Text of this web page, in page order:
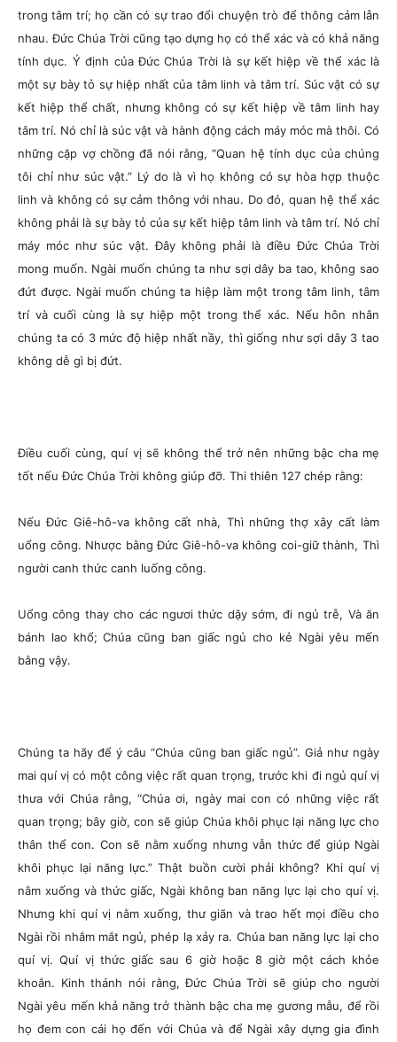
trong tâm trí; họ cần có sự trao đổi chuyện trò để thông cảm lẫn
nhau. Đức Chúa Trời cũng tạo dựng họ có thể xác và có khả năng
tính dục. Ý định của Đức Chúa Trời là sự kết hiệp về thể xác là
một sự bày tỏ sự hiệp nhất của tâm linh và tâm trí. Súc vật có sự
kết hiệp thể chất, nhưng không có sự kết hiệp về tâm linh hay
tâm trí. Nó chỉ là súc vật và hành động cách máy móc mà thôi. Có
những cặp vợ chồng đã nói rằng, “Quan hệ tính dục của chúng
tôi chỉ như súc vật.” Lý do là vì họ không có sự hòa hợp thuộc
linh và không có sự cảm thông với nhau. Do đó, quan hệ thể xác
không phải là sự bày tỏ của sự kết hiệp tâm linh và tâm trí. Nó chỉ
máy móc như súc vật. Đây không phải là điều Đức Chúa Trời
mong muốn. Ngài muốn chúng ta như sợi dây ba tao, không sao
đứt được. Ngài muốn chúng ta hiệp làm một trong tâm linh, tâm
trí và cuối cùng là sự hiệp một trong thể xác. Nếu hôn nhân
chúng ta có 3 mức độ hiệp nhất nầy, thì giống như sợi dây 3 tao
không dễ gì bị đứt.
Điều cuối cùng, quí vị sẽ không thể trở nên những bậc cha mẹ
tốt nếu Đức Chúa Trời không giúp đỡ. Thi thiên 127 chép rằng:
Nếu Đức Giê-hô-va không cất nhà, Thì những thợ xây cất làm
uổng công. Nhược bằng Đức Giê-hô-va không coi-giữ thành, Thì
người canh thức canh luống công.
Uổng công thay cho các ngươi thức dậy sớm, đi ngủ trễ, Và ăn
bánh lao khổ; Chúa cũng ban giấc ngủ cho kẻ Ngài yêu mến
bằng vậy.
Chúng ta hãy để ý câu “Chúa cũng ban giấc ngủ”. Giả như ngày
mai quí vị có một công việc rất quan trọng, trước khi đi ngủ quí vị
thưa với Chúa rằng, “Chúa ơi, ngày mai con có những việc rất
quan trọng; bây giờ, con sẽ giúp Chúa khôi phục lại năng lực cho
thân thể con. Con sẽ nằm xuống nhưng vẫn thức để giúp Ngài
khôi phục lại năng lực.” Thật buồn cười phải không? Khi quí vị
nằm xuống và thức giấc, Ngài không ban năng lực lại cho quí vị.
Nhưng khi quí vị nằm xuống, thư giãn và trao hết mọi điều cho
Ngài rồi nhắm mắt ngủ, phép lạ xảy ra. Chúa ban năng lực lại cho
quí vị. Quí vị thức giấc sau 6 giờ hoặc 8 giờ một cách khỏe
khoắn. Kinh thánh nói rằng, Đức Chúa Trời sẽ giúp cho người
Ngài yêu mến khả năng trở thành bậc cha mẹ gương mẫu, để rồi
họ đem con cái họ đến với Chúa và để Ngài xây dựng gia đình